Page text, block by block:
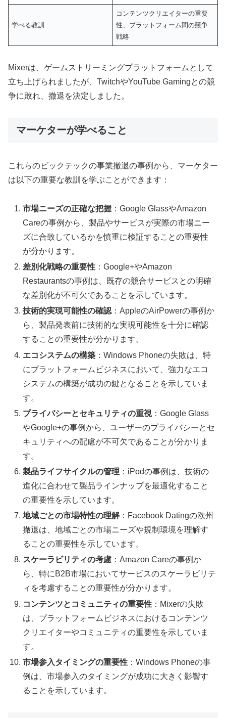
学べる教訓
コンテンツクリエイターの重要
性、プラットフォーム間の競争
戦略
Mixerは、ゲームストリーミングプラットフォームとして
立ち上げられましたが、TwitchやYouTube Gamingとの競
争に敗れ、撤退を決定しました。
マーケターが学べること
これらのビックテックの事業撤退の事例から、マーケター
は以下の重要な教訓を学ぶことができます：
市場ニーズの正確な把握 ：Google GlassやAmazon
Careの事例から、製品やサービスが実際の市場ニー
ズに合致しているかを慎重に検証することの重要性
が分かります。
差別化戦略の重要性 ：Google+やAmazon
Restaurantsの事例は、既存の競合サービスとの明確
な差別化が不可欠であることを示しています。
技術的実現可能性の確認：AppleのAirPowerの事例か
ら、製品発表前に技術的な実現可能性を十分に確認
することの重要性が分かります。
エコシステムの構築 ：Windows Phoneの失敗は、特
にプラットフォームビジネスにおいて、強力なエコ
システムの構築が成功の鍵となることを示していま
す。
プライバシーとセキュリティの重視：Google Glass
やGoogle+の事例から、ユーザーのプライバシーとセ
キュリティへの配慮が不可欠であることが分かりま
す。
製品ライフサイクルの管理 ：iPodの事例は、技術の
進化に合わせて製品ラインナップを最適化すること
の重要性を示しています。
地域ごとの市場特性の理解：Facebook Datingの欧州
撤退は、地域ごとの市場ニーズや規制環境を理解す
ることの重要性を示しています。
スケーラビリティの考慮 ：Amazon Careの事例か
ら、特にB2B市場においてサービスのスケーラビリテ
ィを考慮することの重要性が分かります。
コンテンツとコミュニティの重要性 ：Mixerの失敗
は、プラットフォームビジネスにおけるコンテンツ
クリエイターやコミュニティの重要性を示していま
す。
市場参入タイミングの重要性 ：Windows Phoneの事
例は、市場参入のタイミングが成功に大きく影響す
ることを示しています。